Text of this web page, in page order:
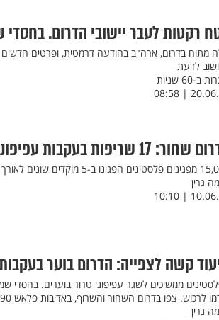
רקטות לעבר יישובי הדרום.
מתוח בדרום, ארה"ב בהודעה דרמטית, ופרטים
לדעת
ב-60 שניות
20.06.18 |
17 שריפות בעקבות עפיפוני התבערה
הגדר. המתפרעים העיפו עפיפוני נפץ וגרמו לשריפות עזות
גרין
10.06.18 |
קשה לצפייה: הדרום בוער
ממשיכים לשגר עפיפוני טרור בוערים. בחסדי
לרכוש. צפו בדרום השחור והשרוף, באדיבות פלאש 90
גרין